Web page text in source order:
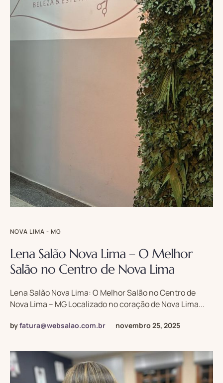
NOVA LIMA - MG
Lena Salão Nova Lima – O Melhor
Salão no Centro de Nova Lima
Lena Salão Nova Lima: O Melhor Salão no Centro de
Nova Lima – MG Localizado no coração de Nova Lima...
byfatura@websalao.com.br novembro 25, 2025